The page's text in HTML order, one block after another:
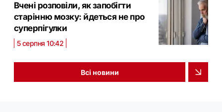
Вчені розповіли, як запобігти
старінню мозку: йдеться не про
суперпігулки
5 серпня 10:42
Всі новини